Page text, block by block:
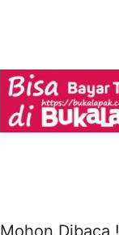
Mohon Dibaca !